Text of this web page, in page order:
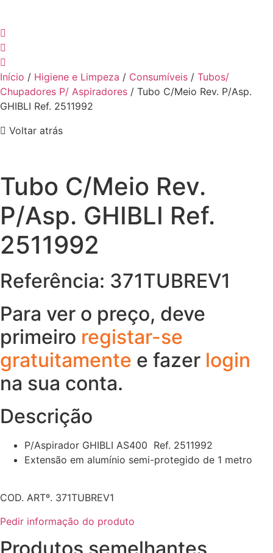
Início / Higiene e Limpeza / Consumíveis / Tubos/
Chupadores P/ Aspiradores / Tubo C/Meio Rev. P/Asp.
GHIBLI Ref. 2511992
Voltar atrás
Tubo C/Meio Rev.
P/Asp. GHIBLI Ref.
2511992
Referência: 371TUBREV1
Para ver o preço, deve
primeiro registar-se
gratuitamente e fazer login
na sua conta.
Descrição
P/Aspirador GHIBLI AS400 Ref. 2511992
Extensão em alumínio semi-protegido de 1 metro
COD. ARTº. 371TUBREV1
Pedir informação do produto